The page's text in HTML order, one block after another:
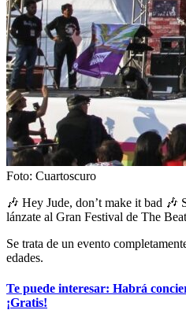
Foto: Cuartoscuro
🎶 Hey Jude, don’t make it bad 🎶
lánzate al Gran Festival de The
Se trata de un evento
edades.
Te puede interesar: Habrá
¡Gratis!